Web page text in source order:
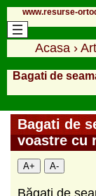
www.resurse-
Acasa ›
Bagati de
Bagati de
voastre cu
A+ A-
Băgaţi de